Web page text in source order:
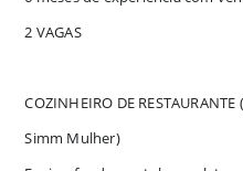
2 VAGAS
COZINHEIRO DE
Simm Mulher)